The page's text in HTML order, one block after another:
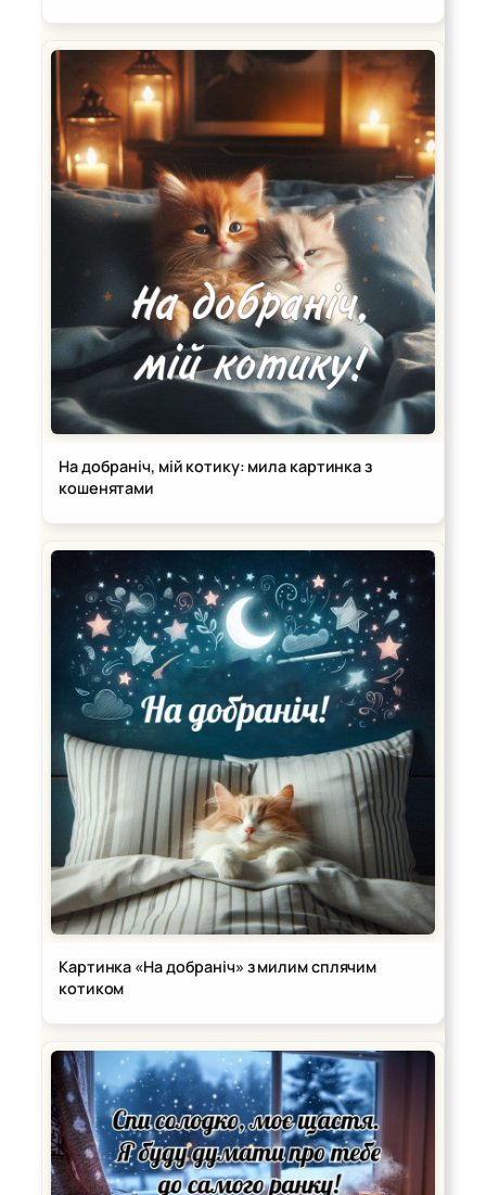
На добраніч, мій котику: мила картинка з
кошенятами
Картинка «На добраніч» з милим сплячим
котиком